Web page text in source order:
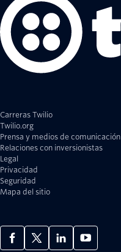
Carreras Twilio
Twilio.org
Prensa y medios de comunicación
Relaciones con inversionistas
Legal
Privacidad
Seguridad
Mapa del sitio